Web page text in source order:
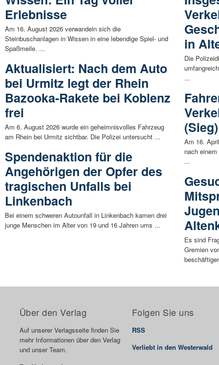
Erlebnisse
Am 16. August 2026 verwandeln sich die
Steinbuschanlagen in Wissen in eine lebendige Spiel- und
Spaßmeile. ...
Aktualisiert: Nach dem Auto
bei Urmitz legt der Rhein
Bazooka-Rakete bei Koblenz
frei
Am 6. August 2026 wurde ein geheimnisvolles Fahrzeug
am Rhein bei Urmitz sichtbar. Die Polizei untersucht ...
Spendenaktion für die
Angehörigen der Opfer des
tragischen Unfalls bei
Linkenbach
Bei einem schweren Autounfall in Linkenbach kamen drei
junge Menschen im Alter von 19 und 16 Jahren ums ...
in
Die
...
Am 16.
nach
...
Es sind
Gremien
Über den Verlag
Auf unserer Verlagsseite finden Sie
mehr Informationen über den Verlag
und unser Team.
Folgen Sie uns
RSS
Verliebt in den Westerwald